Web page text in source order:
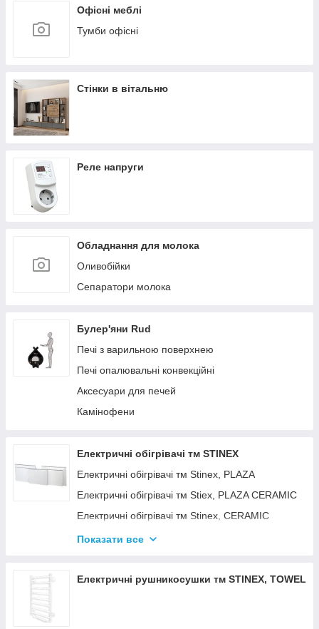
Офісні меблі
Тумби офісні
Стінки в вітальню
Реле напруги
Обладнання для молока
Оливобійки
Сепаратори молока
Булер'яни Rud
Печі з варильною поверхнею
Печі опалювальні конвекційні
Аксесуари для печей
Камінофени
Електричні обігрівачі тм STINEX
Електричні обігрівачі тм Stinex, PLAZA
Електричні обігрівачі тм Stiex, PLAZA CERAMIC
Електричні обігрівачі тм Stinex, CERAMIC
Електричні обігрівачі тм Stinex, COMBIE
Показати все
Електричні рушникосушки тм STINEX, TOWEL